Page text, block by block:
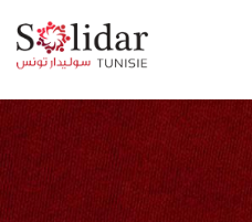
contenu
principal